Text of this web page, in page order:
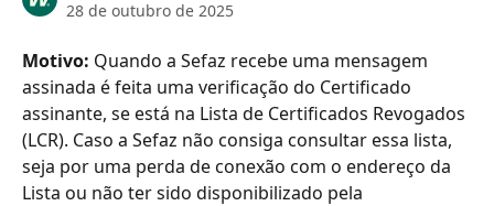
28 de outubro de 2025
Motivo: Quando a Sefaz recebe uma mensagem
assinada é feita uma verificação do Certificado
assinante, se está na Lista de Certificados Revogados
(LCR). Caso a Sefaz não consiga consultar essa lista,
seja por uma perda de conexão com o endereço da
Lista ou não ter sido disponibilizado pela